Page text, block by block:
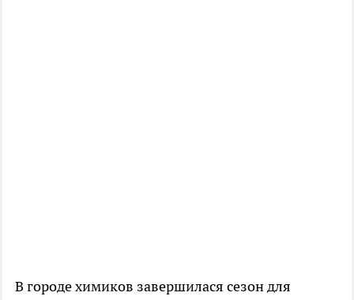
В городе химиков завершилася сезон для